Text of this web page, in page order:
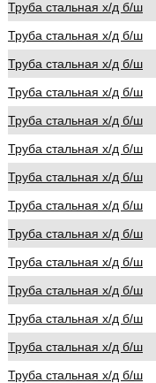
Труба стальная х/д б/ш
Труба стальная х/д б/ш
Труба стальная х/д б/ш
Труба стальная х/д б/ш
Труба стальная х/д б/ш
Труба стальная х/д б/ш
Труба стальная х/д б/ш
Труба стальная х/д б/ш
Труба стальная х/д б/ш
Труба стальная х/д б/ш
Труба стальная х/д б/ш
Труба стальная х/д б/ш
Труба стальная х/д б/ш
Труба стальная х/д б/ш